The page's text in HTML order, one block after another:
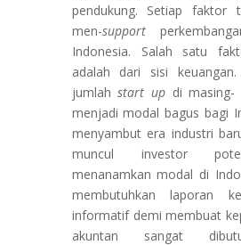
pendukung. Setiap faktor
men-support
Indonesia. Salah satu
adalah dari sisi keuangan.
jumlahstart updi masing-
menjadi modal bagus bagi
menyambut era industri
muncul investor
menanamkan modal di
membutuhkan laporan
informatif demi membuat
akuntan sangat